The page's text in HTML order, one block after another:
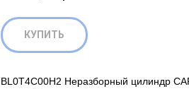
КУПИТЬ
BL0T4C00H2 Неразборный цилиндр